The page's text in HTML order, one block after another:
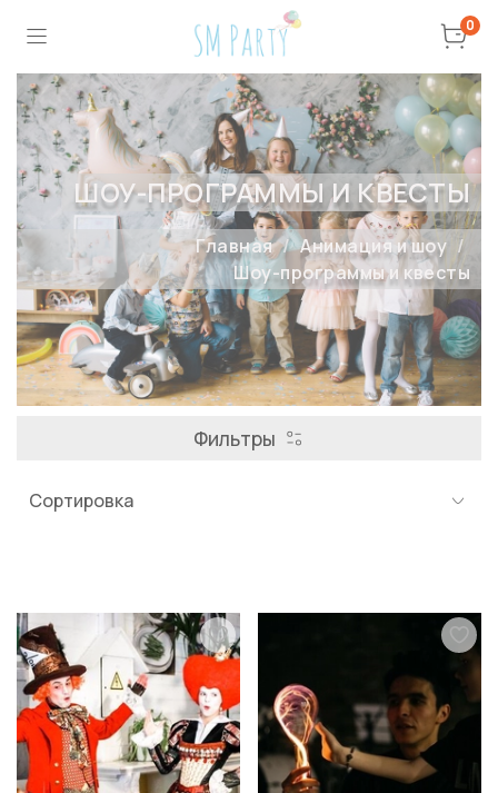
0
ШОУ-ПРОГРАММЫ И КВЕСТЫ
Главная
Анимация и шоу
Шоу-программы и квесты
Фильтры